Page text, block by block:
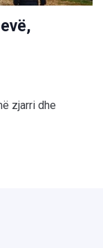
zjarri dhe